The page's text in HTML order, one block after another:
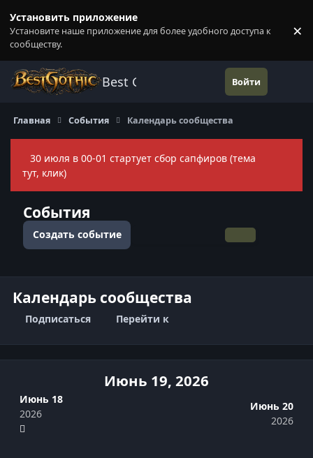
Установить приложение
Установите наше приложение для более удобного доступа к
сообществу.
×
Best Gothic Forums Войти
Главная События Календарь сообщества
30 июля в 00-01 стартует сбор сапфиров (тема
тут, клик)
События
Создать событие По месяцамПо неделямПо дням
Календарь сообщества
Подписаться Перейти к
Июнь 18
2026
Июнь 19, 2026
Июнь 20
2026